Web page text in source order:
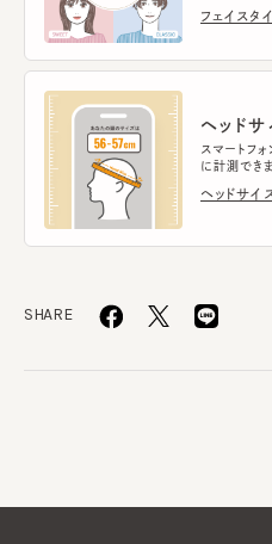
フェイスタ
ヘッドサ
スマートフ
に計測できま
ヘッドサイ
SHARE